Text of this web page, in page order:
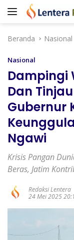
Langsung
Beranda
Nasional
Nasional
Dampingi
Dan
Gubernur
Ngawi
Krisis Pangan
Beras, Jatim
Redaksi Lentera
24 Mei 2025